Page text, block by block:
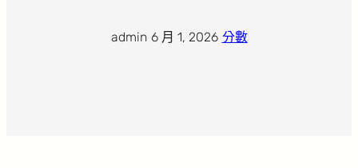
admin· 6 月 1, 2026· 分數